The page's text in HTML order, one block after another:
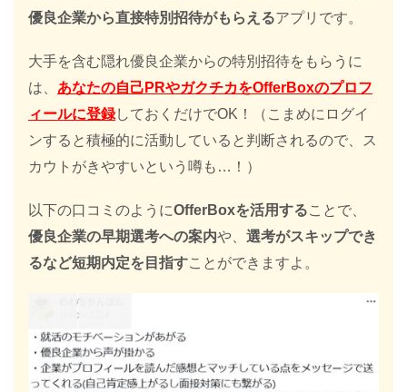
優良企業から直接特別招待がもらえるアプリです。
大手を含む隠れ優良企業からの特別招待をもらうに
は、 あなたの自己PRやガクチカをOfferBoxのプロフ
ィールに登録しておくだけでOK！（こまめにログイ
ンすると積極的に活動していると判断されるので、ス
カウトがきやすいという噂も…！）
以下の口コミのようにOfferBoxを活用することで、
優良企業の早期選考への案内や、 選考がスキップでき
るなど短期内定を目指すことができますよ。